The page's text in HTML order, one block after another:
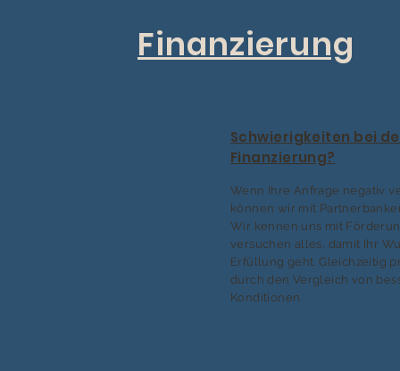
Finanzierung
Schwierigkeiten bei
Finanzierung?
Wenn Ihre Anfrage negativ
können wir mit
Wir kennen uns mit
versuchen alles, damit Ihr
Erfüllung geht. Gleichzeitig
durch den Vergleich von
Konditionen.